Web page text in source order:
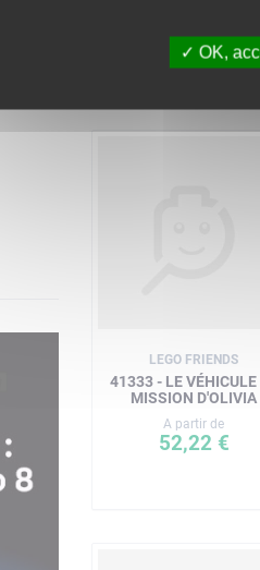
LEGO FRIENDS
41333 - LE VÉHICULE
MISSION D'OLIVIA
A partir de
52,22 €
OK,